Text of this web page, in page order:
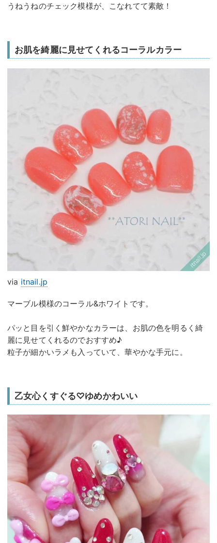
うねうねのチェック模様が、こなれてて素敵！
お肌を綺麗に見せてくれるコーラルカラー
via itnail.jp
マーブル模様のコーラル&ホワイトです。
パッと目を引く鮮やかなカラーは、お肌の色を明るく綺
麗に見せてくれるのでおすすめ♪
粒子が細かいラメも入っていて、華やかな手元に。
乙女心くすぐる♡ゆめかわいい